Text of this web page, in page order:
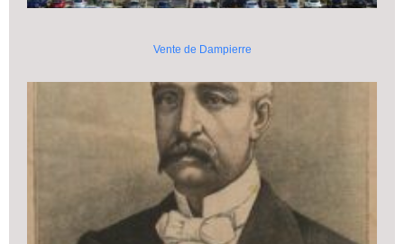
Vente de Dampierre